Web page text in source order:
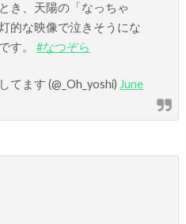
き、天陽の「なっちゃ
的な映像で泣きそうにな
す。#なつぞら
ます (@_Oh_yoshi) June